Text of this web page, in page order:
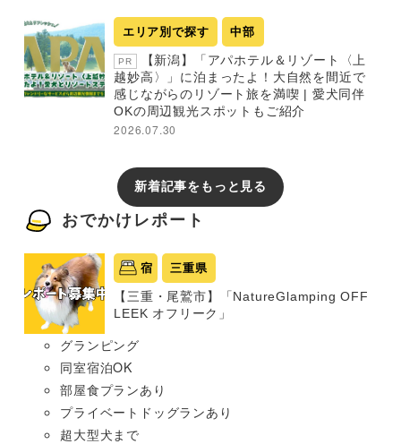
エリア別で探す 中部
PR
【新潟】「アパホテル＆リゾート〈上
越妙高〉」に泊まったよ！大自然を間近で
感じながらのリゾート旅を満喫 | 愛犬同伴
OKの周辺観光スポットもご紹介
2026.07.30
新着記事をもっと見る
おでかけレポート
宿 三重県
【三重・尾鷲市】「NatureGlamping OFF
LEEK オフリーク」
グランピング
同室宿泊OK
部屋食プランあり
プライベートドッグランあり
超大型犬まで